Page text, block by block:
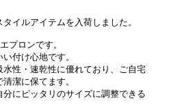
イルアイテムを入荷しました。
プロンです。
付け心地です。
性・速乾性に優れており、ご自宅
潔に保てます。
にピッタリのサイズに調整できる